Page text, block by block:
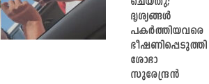
ദൃശ്യങ്ങൾ
പകർത്തിയവരെ
ഭീഷണിപ്പെടുത്തി
ശോഭാ
സുരേന്ദ്രൻ